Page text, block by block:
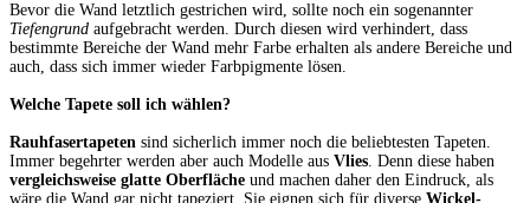
Bevor die Wand letztlich gestrichen wird, sollte noch ein sogenannter
Tiefengrund aufgebracht werden. Durch diesen wird verhindert, dass
bestimmte Bereiche der Wand mehr Farbe erhalten als andere Bereiche und
auch, dass sich immer wieder Farbpigmente lösen.
Welche Tapete soll ich wählen?
Rauhfasertapeten sind sicherlich immer noch die beliebtesten Tapeten.
Immer begehrter werden aber auch Modelle aus Vlies. Denn diese haben
vergleichsweise glatte Oberfläche und machen daher den Eindruck, als
wäre die Wand gar nicht tapeziert. Sie eignen sich für diverse Wickel-